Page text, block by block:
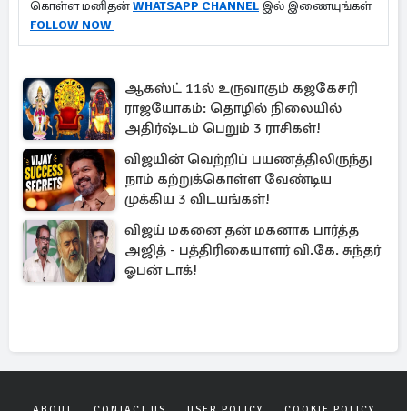
கொள்ள மனிதன்WHATSAPP CHANNEL இல் இணையுங்கள்
FOLLOW NOW
ஆகஸ்ட் 11ல் உருவாகும் கஜகேசரி
ராஜயோகம்: தொழில் நிலையில்
அதிர்ஷ்டம் பெறும் 3 ராசிகள்!
விஜயின் வெற்றிப் பயணத்திலிருந்து
நாம் கற்றுக்கொள்ள வேண்டிய
முக்கிய 3 விடயங்கள்!
விஜய் மகனை தன் மகனாக பார்த்த
அஜித் - பத்திரிகையாளர் வி.கே. சுந்தர்
ஓபன் டாக்!